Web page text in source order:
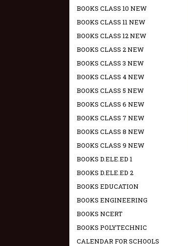
BOOKS CLASS 10 NEW
BOOKS CLASS 11 NEW
BOOKS CLASS 12 NEW
BOOKS CLASS 2 NEW
BOOKS CLASS 3 NEW
BOOKS CLASS 4 NEW
BOOKS CLASS 5 NEW
BOOKS CLASS 6 NEW
BOOKS CLASS 7 NEW
BOOKS CLASS 8 NEW
BOOKS CLASS 9 NEW
BOOKS D.ELE.ED 1
BOOKS D.ELE.ED 2
BOOKS EDUCATION
BOOKS ENGINEERING
BOOKS NCERT
BOOKS POLYTECHNIC
CALENDAR FOR SCHOOLS